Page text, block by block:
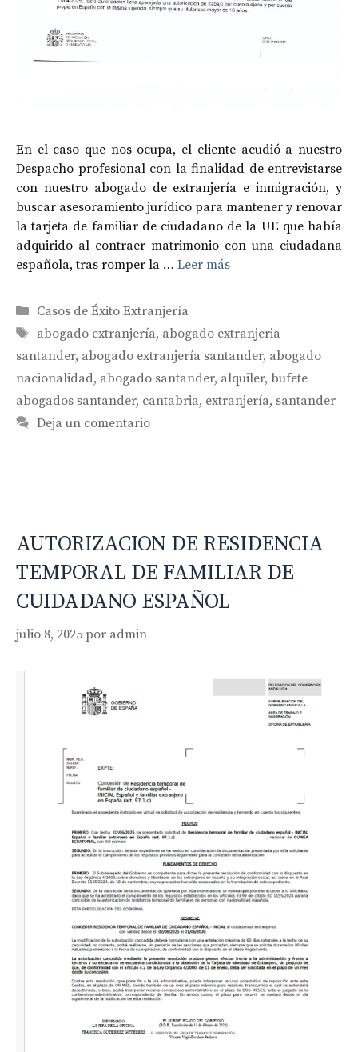
En el caso que nos ocupa, el cliente acudió a nuestro
Despacho profesional con la finalidad de entrevistarse
con nuestro abogado de extranjería e inmigración, y
buscar asesoramiento jurídico para mantener y renovar
la tarjeta de familiar de ciudadano de la UE que había
adquirido al contraer matrimonio con una ciudadana
española, tras romper la … Leer más
Categorías
Casos de Éxito Extranjería
Etiquetas
abogado extranjería, abogado extranjeria
santander, abogado extranjería santander, abogado
nacionalidad, abogado santander, alquiler, bufete
abogados santander, cantabria, extranjería, santander
Deja un comentario
AUTORIZACION DE RESIDENCIA
TEMPORAL DE FAMILIAR DE
CUIDADANO ESPAÑOL
julio 8, 2025 por admin